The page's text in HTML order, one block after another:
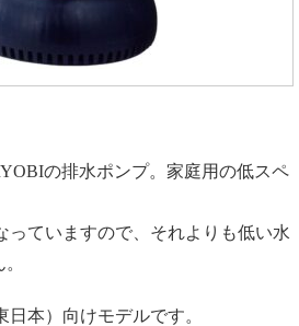
の排水ポンプ。家庭用の低スペ
っていますので、それよりも低い水
本）向けモデルです。